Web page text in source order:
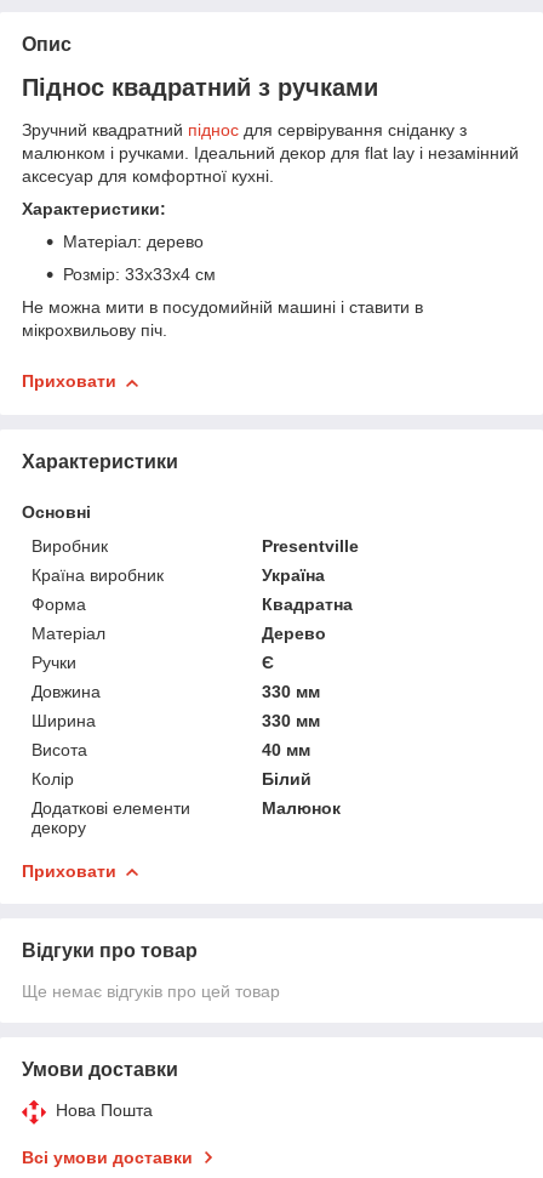
Опис
Піднос квадратний з ручками
Зручний квадратний піднос для сервірування сніданку з
малюнком і ручками. Ідеальний декор для flat lay і незамінний
аксесуар для комфортної кухні.
Характеристики:
Матеріал: дерево
Розмір: 33х33х4 см
Не можна мити в посудомийній машині і ставити в
мікрохвильову піч.
Приховати
Характеристики
Основні
Виробник
Presentville
Країна виробник
Україна
Форма
Квадратна
Матеріал
Дерево
Ручки
Є
Довжина
330 мм
Ширина
330 мм
Висота
40 мм
Колір
Білий
Додаткові елементи
декору
Малюнок
Приховати
Відгуки про товар
Ще немає відгуків про цей товар
Умови доставки
Нова Пошта
Всі умови доставки